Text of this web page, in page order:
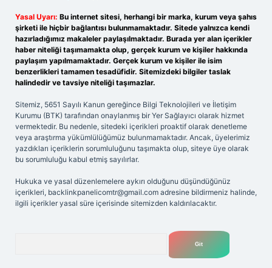
Yasal Uyarı: Bu internet sitesi, herhangi bir marka, kurum veya şahıs
şirketi ile hiçbir bağlantısı bulunmamaktadır. Sitede yalnızca kendi
hazırladığımız makaleler paylaşılmaktadır. Burada yer alan içerikler
haber niteliği taşımamakta olup, gerçek kurum ve kişiler hakkında
paylaşım yapılmamaktadır. Gerçek kurum ve kişiler ile isim
benzerlikleri tamamen tesadüfidir. Sitemizdeki bilgiler taslak
halindedir ve tavsiye niteliği taşımazlar.
Sitemiz, 5651 Sayılı Kanun gereğince Bilgi Teknolojileri ve İletişim
Kurumu (BTK) tarafından onaylanmış bir Yer Sağlayıcı olarak hizmet
vermektedir. Bu nedenle, sitedeki içerikleri proaktif olarak denetleme
veya araştırma yükümlülüğümüz bulunmamaktadır. Ancak, üyelerimiz
yazdıkları içeriklerin sorumluluğunu taşımakta olup, siteye üye olarak
bu sorumluluğu kabul etmiş sayılırlar.
Hukuka ve yasal düzenlemelere aykırı olduğunu düşündüğünüz
içerikleri, backlinkpanelicomtr@gmail.com adresine bildirmeniz halinde,
ilgili içerikler yasal süre içerisinde sitemizden kaldırılacaktır.